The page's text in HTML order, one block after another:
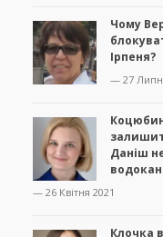
Чому
Ірпеня?
— 27
Даніш
— 26 Квітня 2021
Клочка